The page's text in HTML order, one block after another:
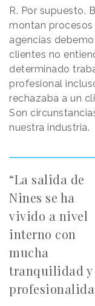
R. Por supuesto.
montan
agencias
clientes no
determinado
profesional
rechazaba a un
Son
nuestra industria.
“La salida de
Nines se ha
vivido a nivel
interno con
mucha
tranquilidad y